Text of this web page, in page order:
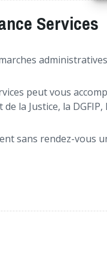
Services
peut vous
la Justice, la DGFIP,
sans rendez-vous